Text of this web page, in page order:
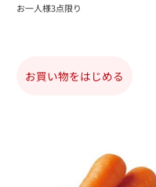
お一人様3点限り
お買い物をはじめる